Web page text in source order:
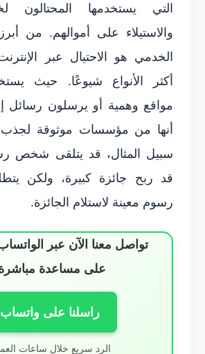
التي يستخدمها المحتالون
والاستيلاء على أموالهم. من
الخدمي هو الاحتيال عبر
أكثر الأنواع شيوعًا. حيث
مواقع وهمية أو يرسلون رسائل
أنها من مؤسسات موثوقة لجذب
سبيل المثال، قد يتلقى شخص
قد ربح جائزة كبيرة، ولكن
رسوم معينة لاستلام الجائزة.
تواصل معنا الآن عبر
على مساعدة
راسلنا على واتساب
الرد سريع خلال ساعات